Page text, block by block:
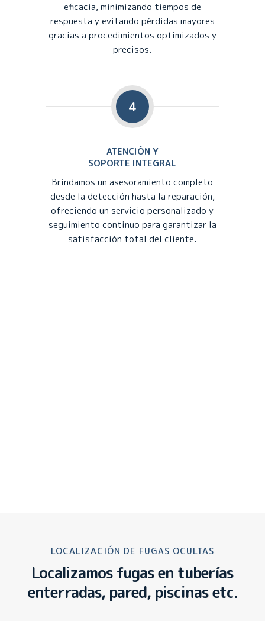
eficacia, minimizando tiempos de
respuesta y evitando pérdidas mayores
gracias a procedimientos optimizados y
precisos.
4
ATENCIÓN Y
SOPORTE INTEGRAL
Brindamos un asesoramiento completo
desde la detección hasta la reparación,
ofreciendo un servicio personalizado y
seguimiento continuo para garantizar la
satisfacción total del cliente.
LOCALIZACIÓN DE FUGAS OCULTAS
Localizamos fugas en tuberías
enterradas, pared, piscinas etc.